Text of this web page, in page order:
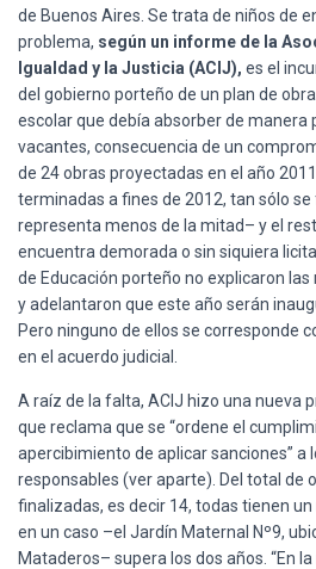
de Buenos Aires. Se trata de niños de
problema, según un informe de la
Igualdad y la Justicia (ACIJ), es el
del gobierno porteño de un plan de
escolar que debía absorber de manera
vacantes, consecuencia de un
de 24 obras proyectadas en el año
terminadas a fines de 2012, tan sólo se
representa menos de la mitad– y el
encuentra demorada o sin siquiera
de Educación porteño no explicaron
y adelantaron que este año serán
Pero ninguno de ellos se corresponde
en el acuerdo judicial.
A raíz de la falta, ACIJ hizo una nueva
que reclama que se “ordene el
apercibimiento de aplicar sanciones” a
responsables (ver aparte). Del total de
finalizadas, es decir 14, todas tienen
en un caso –el Jardín Maternal Nº9,
Mataderos– supera los dos años. “En